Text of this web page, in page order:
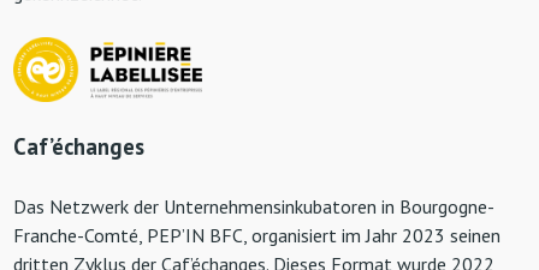
Caf’échanges
Das Netzwerk der Unternehmensinkubatoren in Bourgogne-
Franche-Comté, PEP’IN BFC, organisiert im Jahr 2023 seinen
dritten Zyklus der Caf’échanges. Dieses Format wurde 2022